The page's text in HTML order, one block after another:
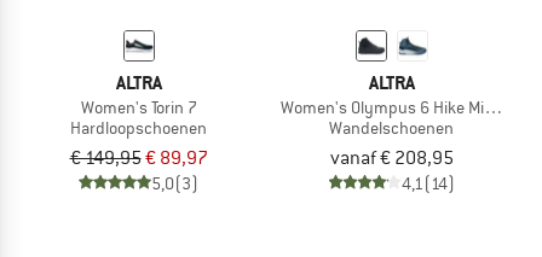
ALTRA
Women's Torin 7
Hardloopschoenen
€ 149,95€ 89,97
5,0(3)
ALTRA
Women's Olympus 6 Hike Mid GTX
Wandelschoenen
vanaf € 208,95
4,1 (14)